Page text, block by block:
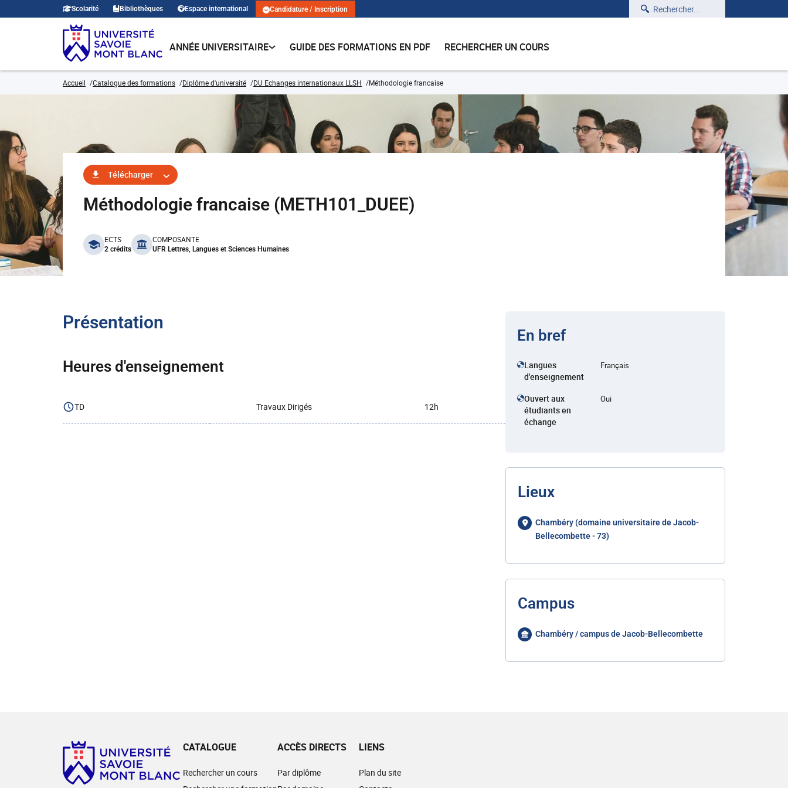
Scolarité Bibliothèques Espace international Candidature / Inscription Rechercher
ANNÉE UNIVERSITAIRE GUIDE DES FORMATIONS EN PDF RECHERCHER UN COURS
Accueil Catalogue des formations Diplôme d'université DU Echanges internationaux LLSH Méthodologie francaise
Télécharger
Méthodologie francaise (METH101_DUEE)
benefits
ECTS
2 crédits
COMPOSANTE
UFR Lettres, Langues et Sciences Humaines
Présentation
Heures d'enseignement
TD Travaux Dirigés 12h
En bref
Langues
d'enseignement
Français
Ouvert aux
étudiants en
échange
Oui
Lieux
Chambéry (domaine universitaire de Jacob-
Bellecombette - 73)
Campus
Chambéry / campus de Jacob-Bellecombette
CATALOGUE
Rechercher un cours
ACCÈS DIRECTS
Par diplôme
LIENS
Plan du site